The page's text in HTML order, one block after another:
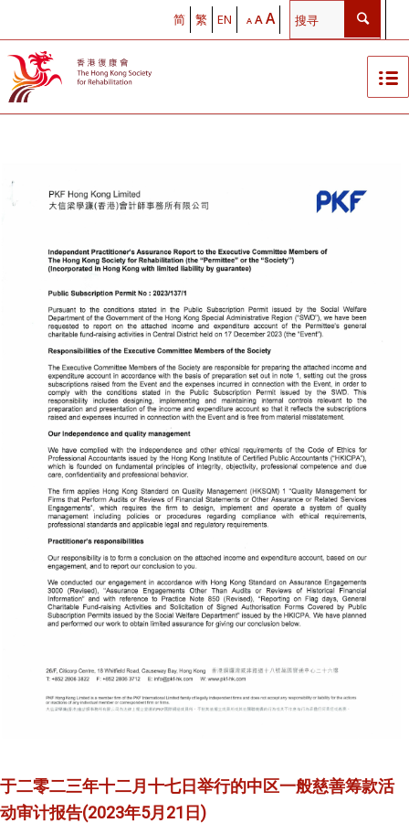
简 繁 EN A AA
于二零二三年十二月十七日举行的中区一般慈善筹款活
动审计报告(2023年5月21日)